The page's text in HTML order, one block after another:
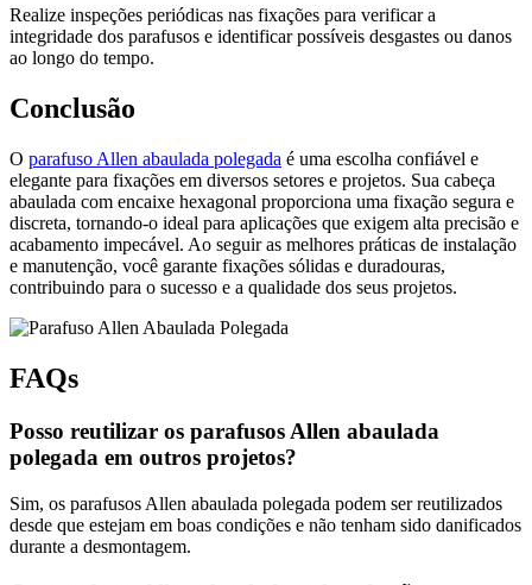
Realize inspeções periódicas nas fixações para verificar a
integridade dos parafusos e identificar possíveis desgastes ou danos
ao longo do tempo.
Conclusão
O parafuso Allen abaulada polegada é uma escolha confiável e
elegante para fixações em diversos setores e projetos. Sua cabeça
abaulada com encaixe hexagonal proporciona uma fixação segura e
discreta, tornando-o ideal para aplicações que exigem alta precisão e
acabamento impecável. Ao seguir as melhores práticas de instalação
e manutenção, você garante fixações sólidas e duradouras,
contribuindo para o sucesso e a qualidade dos seus projetos.
FAQs
Posso reutilizar os parafusos Allen abaulada
polegada em outros projetos?
Sim, os parafusos Allen abaulada polegada podem ser reutilizados
desde que estejam em boas condições e não tenham sido danificados
durante a desmontagem.